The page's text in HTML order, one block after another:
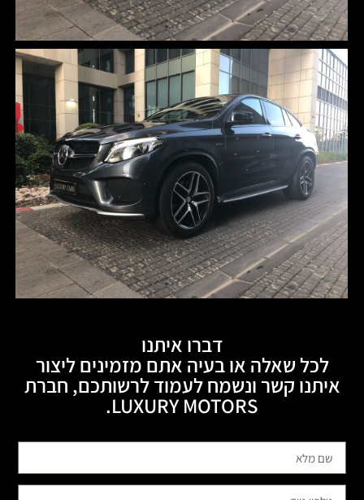
דברו איתנו
לכל שאלה או בעיה אתם מזמינים ליצור
איתנו קשר ונשמח לעמוד לרשותכם, חברת
LUXURY MOTORS.